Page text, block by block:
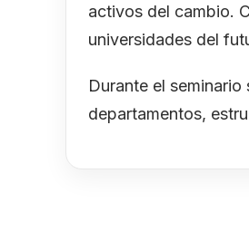
activos del cambio.
universidades del
Durante el
departamentos,